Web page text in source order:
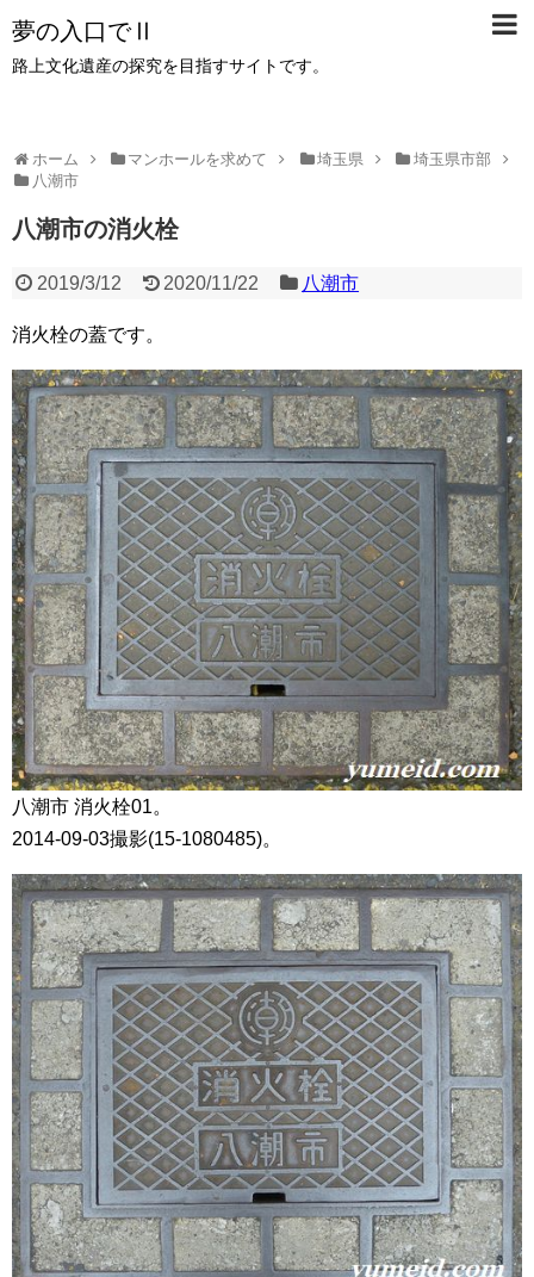
夢の入口でⅡ
路上文化遺産の探究を目指すサイトです。
ホーム マンホールを求めて 埼玉県
埼玉県市部
八潮市
八潮市の消火栓
2019/3/12 2020/11/22 八潮市
消火栓の蓋です。
八潮市 消火栓01。
2014-09-03撮影(15-1080485)。